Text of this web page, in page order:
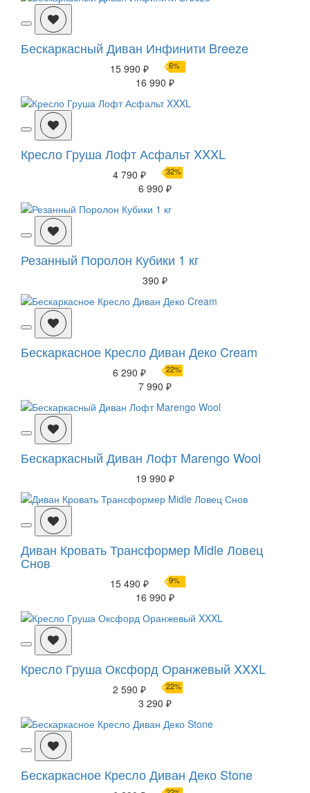
Бескаркасный Диван Инфинити Breeze
15 990 ₽ 6%
16 990 ₽
Кресло Груша Лофт Асфальт XXXL
4 790 ₽ 32%
6 990 ₽
Резанный Поролон Кубики 1 кг
390 ₽
Бескаркасное Кресло Диван Деко Cream
6 290 ₽ 22%
7 990 ₽
Бескаркасный Диван Лофт Marengo Wool
19 990 ₽
Диван Кровать Трансформер Midle Ловец
Снов
15 490 ₽ 9%
16 990 ₽
Кресло Груша Оксфорд Оранжевый XXXL
2 590 ₽ 22%
3 290 ₽
Бескаркасное Кресло Диван Деко Stone